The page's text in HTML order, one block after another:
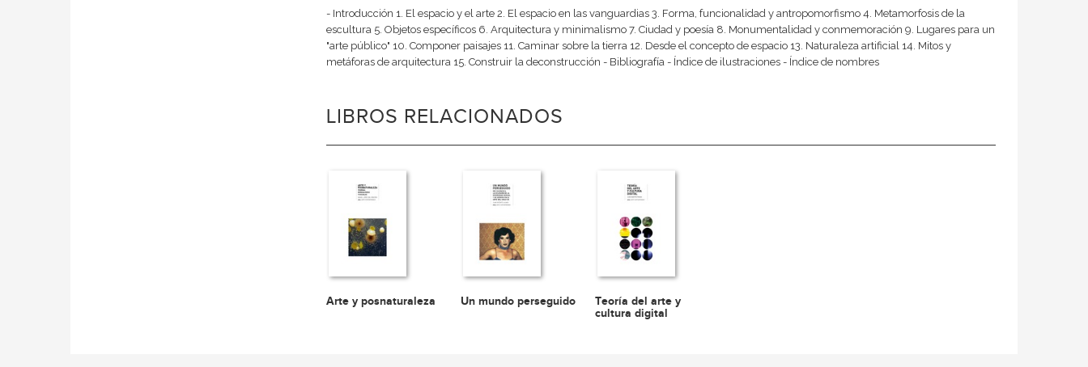
- Introducción 1. El espacio y el arte 2. El espacio en las vanguardias 3. Forma, funcionalidad y antropomorfismo 4. Metamorfosis de la
escultura 5. Objetos específicos 6. Arquitectura y minimalismo 7. Ciudad y poesía 8. Monumentalidad y conmemoración 9. Lugares para un
"arte público" 10. Componer paisajes 11. Caminar sobre la tierra 12. Desde el concepto de espacio 13. Naturaleza artificial 14. Mitos y
metáforas de arquitectura 15. Construir la deconstrucción - Bibliografía - Índice de ilustraciones - Índice de nombres
LIBROS RELACIONADOS
Arte y posnaturaleza Un mundo perseguido
Teoría del arte y
cultura digital